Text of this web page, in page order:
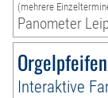
(mehrere
Panometer
Interaktive